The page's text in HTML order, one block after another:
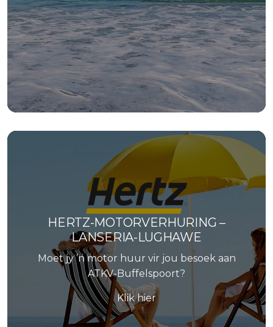
HERTZ-MOTORVERHURING –
LANSERIA-LUGHAWE
Moet jy ’n motor huur vir jou besoek aan
ATKV-Buffelspoort?
Klik hier